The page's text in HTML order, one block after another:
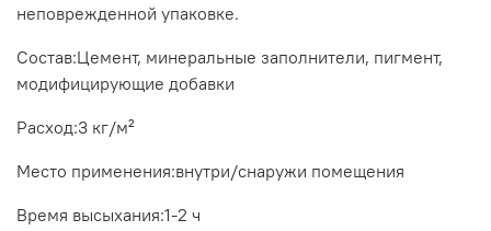
неповрежденной упаковке.
Состав:Цемент, минеральные заполнители, пигмент,
модифицирующие добавки
Расход:3 кг/м²
Место применения:внутри/снаружи помещения
Время высыхания:1-2 ч